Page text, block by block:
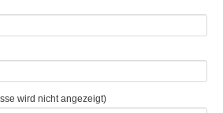
wird nicht angezeigt)